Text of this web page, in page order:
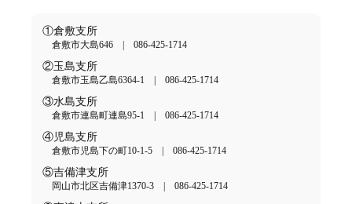
①倉敷支所
倉敷市大島646 | 086-425-1714
②玉島支所
倉敷市玉島乙島6364-1 | 086-425-1714
③水島支所
倉敷市連島町連島95-1 | 086-425-1714
④児島支所
倉敷市児島下の町10-1-5 | 086-425-1714
⑤吉備津支所
岡山市北区吉備津1370-3 | 086-425-1714